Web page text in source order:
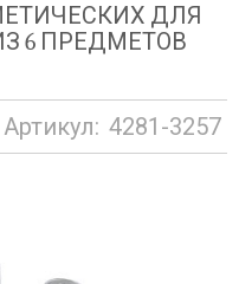
ДЛЯ
6 ПРЕДМЕТОВ
Артикул: 4281-3257